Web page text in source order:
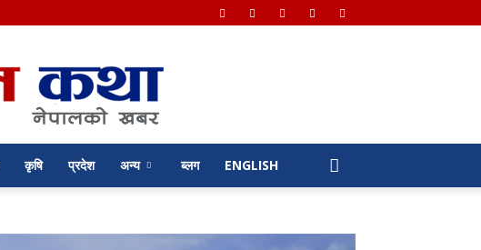
कृषि प्रदेश अन्य ब्लग ENGLISH